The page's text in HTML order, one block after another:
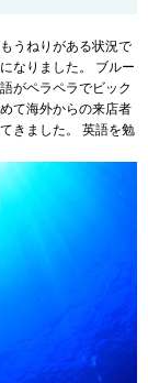
うねりがある状況で
なりました。 ブルー
がペラペラでビック
て海外からの来店者
きました。 英語を勉